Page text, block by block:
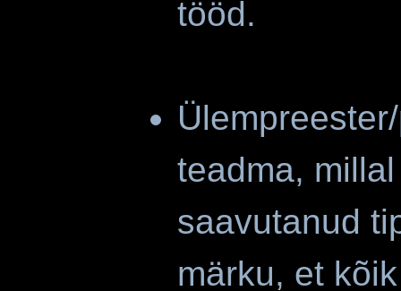
teadma,
saavutanud
märku, et